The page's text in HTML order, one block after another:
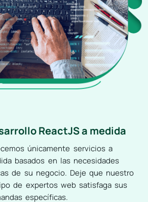
ReactJS a medida
únicamente servicios a
basados en las necesidades
de su negocio. Deje que nuestro
de expertos web satisfaga sus
específicas.